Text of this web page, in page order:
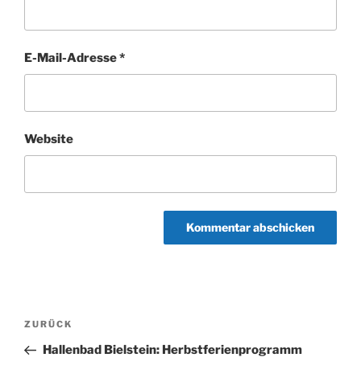
E-Mail-Adresse*
Website
Beitragsnavigation
Vorheriger
Beitrag
ZURÜCK
Hallenbad Bielstein: Herbstferienprogramm